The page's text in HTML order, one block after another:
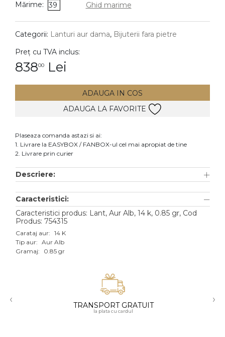
DIAMANTE Vezi toate
Cercei
Accesorii
Aur alb
Aur roz
Aur mixt
18K
Mărime: 39 Ghid marime
Categorii: Lanturi aur dama, Bijuterii fara pietre
Preț cu TVA inclus:
83800 Lei
ADAUGA IN COS
ADAUGA LA FAVORITE
Plaseaza comanda astazi si ai:
1. Livrare la EASYBOX / FANBOX-ul cel mai apropiat de tine
2. Livrare prin curier
Descriere:
Caracteristici:
Caracteristici produs: Lant, Aur Alb, 14 k, 0.85 gr, Cod
Produs: 754315
Carataj aur: 14 K
Tip aur: Aur Alb
Gramaj:
0.85 gr
‹ TRANSPORT GRATUIT
la plata cu cardul
›